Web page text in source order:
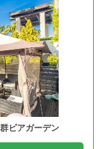
ビアガーデン